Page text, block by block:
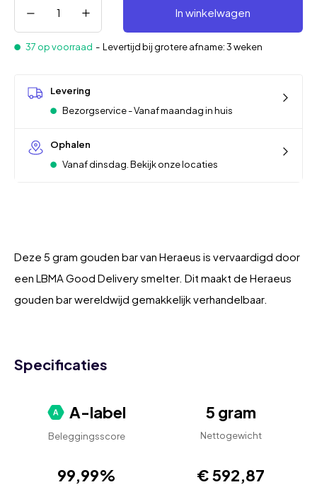
In winkelwagen
37 op voorraad - Levertijd bij grotere afname: 3 weken
Levering
Bezorgservice - Vanaf maandag in huis
Ophalen
Vanaf dinsdag. Bekijk onze locaties
Deze 5 gram gouden bar van Heraeus is vervaardigd door
een LBMA Good Delivery smelter. Dit maakt de Heraeus
gouden bar wereldwijd gemakkelijk verhandelbaar.
Specificaties
A-label
Beleggingsscore
5 gram
Nettogewicht
99,99% € 592,87